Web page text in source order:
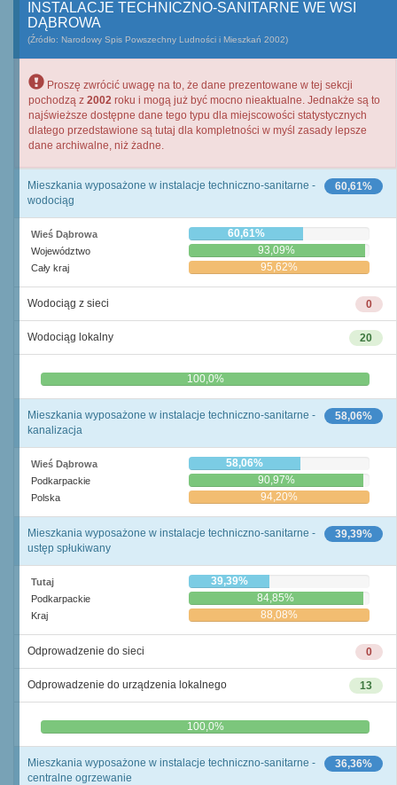
INSTALACJE TECHNICZNO-SANITARNE WE WSI
DĄBROWA
(Źródło: Narodowy Spis Powszechny Ludności i Mieszkań 2002)
Proszę zwrócić uwagę na to, że dane prezentowane w tej sekcji
pochodzą z 2002 roku i mogą już być mocno nieaktualne. Jednakże są to
najświeższe dostępne dane tego typu dla miejscowości statystycznych
dlatego przedstawione są tutaj dla kompletności w myśl zasady lepsze
dane archiwalne, niż żadne.
60,61%
Mieszkania wyposażone w instalacje techniczno-sanitarne -
wodociąg
Wieś Dąbrowa 60,61%
Województwo 93,09%
Cały kraj 95,62%
0
Wodociąg z sieci
20
Wodociąg lokalny
0,0% 100,0%
58,06%
Mieszkania wyposażone w instalacje techniczno-sanitarne -
kanalizacja
Wieś Dąbrowa 58,06%
Podkarpackie 90,97%
Polska 94,20%
39,39%
Mieszkania wyposażone w instalacje techniczno-sanitarne -
ustęp spłukiwany
Tutaj 39,39%
Podkarpackie 84,85%
Kraj 88,08%
0
Odprowadzenie do sieci
13
Odprowadzenie do urządzenia lokalnego
0,0% 100,0%
36,36%
Mieszkania wyposażone w instalacje techniczno-sanitarne -
centralne ogrzewanie